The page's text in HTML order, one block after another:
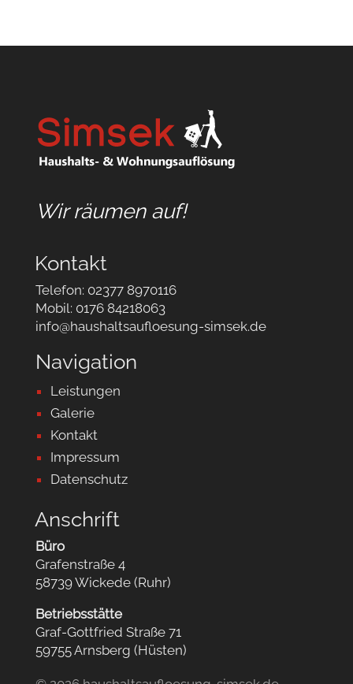
Wir räumen auf!
Kontakt
Telefon: 02377 8970116
Mobil: 0176 84218063
info@haushaltsaufloesung-simsek.de
Navigation
Leistungen
Galerie
Kontakt
Impressum
Datenschutz
Anschrift
Büro
Grafenstraße 4
58739 Wickede (Ruhr)
Betriebsstätte
Graf-Gottfried Straße 71
59755 Arnsberg (Hüsten)